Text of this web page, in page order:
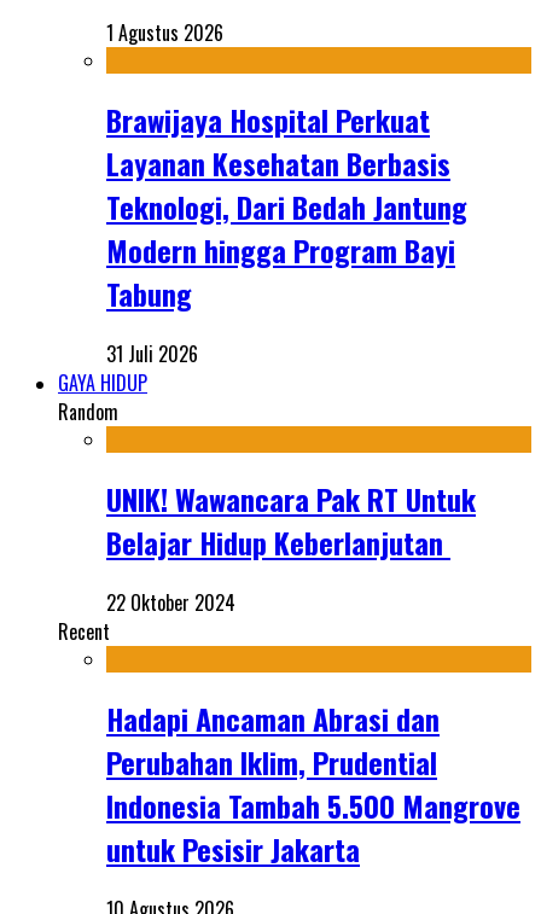
1 Agustus 2026
Brawijaya Hospital Perkuat
Layanan Kesehatan Berbasis
Teknologi, Dari Bedah Jantung
Modern hingga Program Bayi
Tabung
31 Juli 2026
GAYA HIDUP
Random
UNIK! Wawancara Pak RT Untuk
Belajar Hidup Keberlanjutan
22 Oktober 2024
Recent
Hadapi Ancaman Abrasi dan
Perubahan Iklim, Prudential
Indonesia Tambah 5.500 Mangrove
untuk Pesisir Jakarta